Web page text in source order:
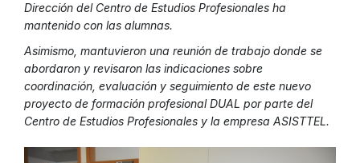
Dirección del Centro de Estudios Profesionales ha
mantenido con las alumnas.
Asimismo, mantuvieron una reunión de trabajo donde se
abordaron y revisaron las indicaciones sobre
coordinación, evaluación y seguimiento de este nuevo
proyecto de formación profesional DUAL por parte del
Centro de Estudios Profesionales y la empresa ASISTTEL.